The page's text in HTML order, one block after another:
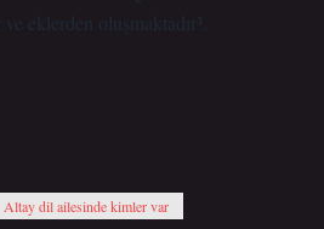
eklerden oluşmaktadır³.
Altay dil ailesinde kimler var